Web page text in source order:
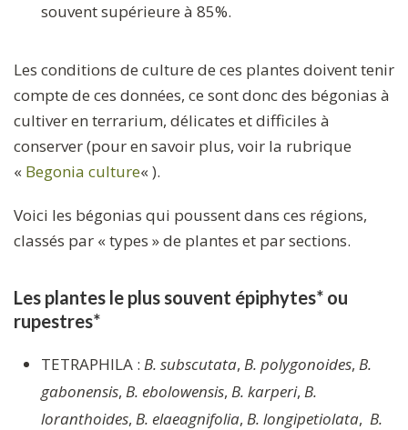
souvent supérieure à 85%.
Les conditions de culture de ces plantes doivent tenir
compte de ces données, ce sont donc des bégonias à
cultiver en terrarium, délicates et difficiles à
conserver (pour en savoir plus, voir la rubrique
« Begonia culture« ).
Voici les bégonias qui poussent dans ces régions,
classés par « types » de plantes et par sections.
Les plantes le plus souvent épiphytes* ou
rupestres*
TETRAPHILA : B. subscutata, B. polygonoides, B.
gabonensis, B. ebolowensis, B. karperi, B.
loranthoides, B. elaeagnifolia, B. longipetiolata, B.